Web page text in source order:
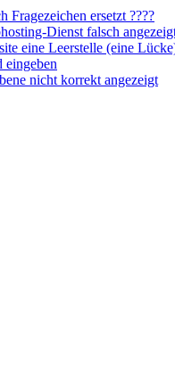
ersetzt ????
Dienst falsch
eine Leerstelle (eine
eingeben
nicht korrekt angezeigt